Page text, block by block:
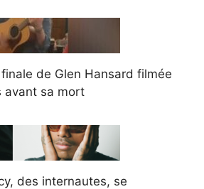
de Glen Hansard filmée
avant sa mort
des internautes, se